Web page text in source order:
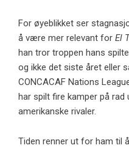
For øyeblikket ser
å være mer relevant for El
han tror troppen hans
og ikke det siste året eller
CONCACAF Nations
har spilt fire kamper på rad
amerikanske rivaler.
Tiden renner ut for ham til